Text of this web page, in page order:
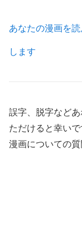
あなたの漫画を
します
誤字、脱字など
ただけると幸いで
漫画についての質